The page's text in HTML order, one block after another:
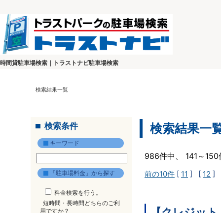
時間貸駐車場検索｜トラストナビ駐車場検索
検索結果一覧
検索条件
キーワード
「駐車場料金」から探す
料金検索を行う。
短時間・長時間どちらのご利
用ですか？
検索結果一
986件中、 141～
前の10件 [ 11 ] [ 12 ]